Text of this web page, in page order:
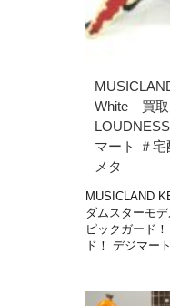
White 買取
マート ＃
メタ
MUSICLAND
ダムスターモ
ピックガード
ド！ デジマー